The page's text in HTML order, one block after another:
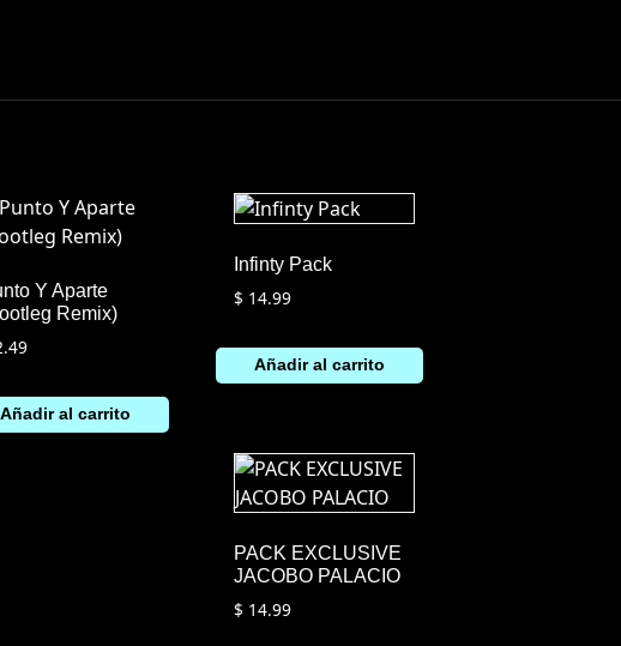
Y Aparte
Remix)
Añadir al carrito
Infinty Pack
$ 14.99
Añadir al carrito
PACK EXCLUSIVE
JACOBO PALACIO
$ 14.99